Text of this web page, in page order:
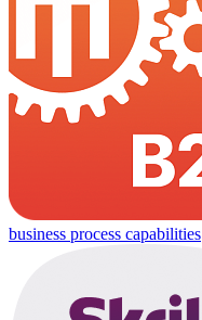
business process capabilities